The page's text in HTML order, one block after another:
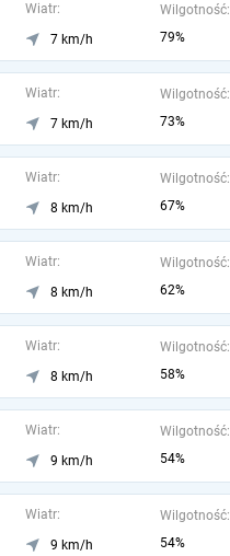
Wiatr:
7 km/h
Wilgotność:
79%
Wiatr:
7 km/h
Wilgotność:
73%
Wiatr:
8 km/h
Wilgotność:
67%
Wiatr:
8 km/h
Wilgotność:
62%
Wiatr:
8 km/h
Wilgotność:
58%
Wiatr:
9 km/h
Wilgotność:
54%
Wiatr:
9 km/h
Wilgotność:
54%